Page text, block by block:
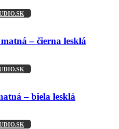
– čierna lesklá
– biela lesklá